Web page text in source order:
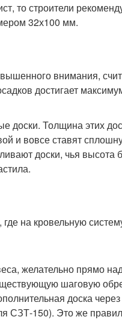
то строители
32х100 мм.
внимания,
достигает
доски. Толщина этих
и вовсе ставят
доски, чья высота
на кровельную
желательно прямо
шаговую
доска
СЗТ-150). Это же